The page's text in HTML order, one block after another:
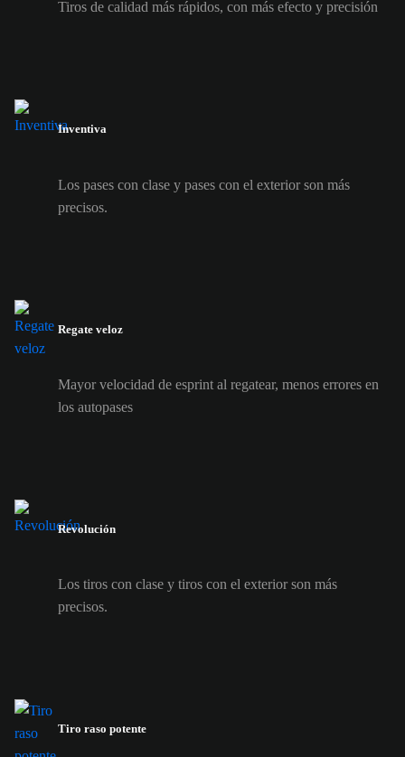
Tiros de calidad más rápidos, con más efecto y precisión
Inventiva
Los pases con clase y pases con el exterior son más
precisos.
Regate veloz
Mayor velocidad de esprint al regatear, menos errores en
los autopases
Revolución
Los tiros con clase y tiros con el exterior son más
precisos.
Tiro raso potente